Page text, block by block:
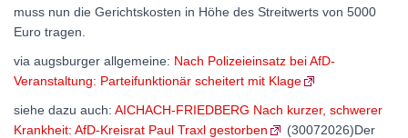
muss nun die Gerichtskosten in Höhe des Streitwerts von 5000
Euro tragen.
via augsburger allgemeine: Nach Polizeieinsatz bei AfD-
Veranstaltung: Parteifunktionär scheitert mit Klage
siehe dazu auch: AICHACH-FRIEDBERG Nach kurzer, schwerer
Krankheit: AfD-Kreisrat Paul Traxl gestorben
(30072026)Der